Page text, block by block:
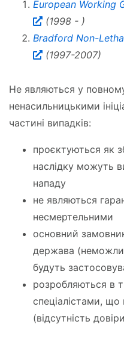
European Working
(1998 - )
Bradford Non-
(1997-2007)
Не являються у
ненасильницькими
частині випадків:
проєктуються як
наслідку можуть
нападу
не являються
несмертельними
основний
держава
будуть
розробляються в
спеціалістами, що
(відсутність